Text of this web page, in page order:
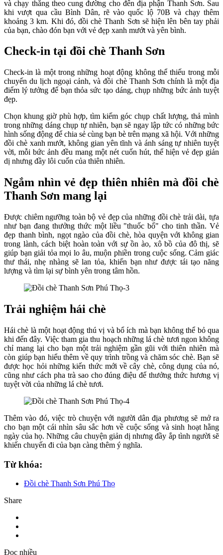
và chạy thẳng theo cung đường cho đến địa phận Thanh Sơn. Sau
khi vượt qua cầu Bình Dân, rẽ vào quốc lộ 70B và chạy thêm
khoảng 3 km. Khi đó, đồi chè Thanh Sơn sẽ hiện lên bên tay phải
của bạn, chào đón bạn với vẻ đẹp xanh mướt và yên bình.
Check-in tại đồi chè Thanh Sơn
Check-in là một trong những hoạt động không thể thiếu trong mỗi
chuyến du lịch ngoại cảnh, và đồi chè Thanh Sơn chính là một địa
điểm lý tưởng để bạn thỏa sức tạo dáng, chụp những bức ảnh tuyệt
đẹp.
Chọn khung giờ phù hợp, tìm kiếm góc chụp chất lượng, thả mình
trong những dáng chụp tự nhiên, bạn sẽ ngay lập tức có những bức
hình sống động để chia sẻ cùng bạn bè trên mạng xã hội. Với những
đồi chè xanh mướt, không gian yên tĩnh và ánh sáng tự nhiên tuyệt
vời, mỗi bức ảnh đều mang một nét cuốn hút, thể hiện vẻ đẹp giản
dị nhưng đầy lôi cuốn của thiên nhiên.
Ngắm nhìn vẻ đẹp thiên nhiên mà đồi chè
Thanh Sơn mang lại
Được chiêm ngưỡng toàn bộ vẻ đẹp của những đồi chè trải dài, tựa
như bạn đang thưởng thức một liều "thuốc bổ" cho tinh thần. Vẻ
đẹp thanh bình, ngọt ngào của đồi chè, hòa quyện với không gian
trong lành, cách biệt hoàn toàn với sự ồn ào, xô bồ của đô thị, sẽ
giúp bạn giải tỏa mọi lo âu, muộn phiền trong cuộc sống. Cảm giác
thư thái, nhẹ nhàng sẽ lan tỏa, khiến bạn như được tái tạo năng
lượng và tìm lại sự bình yên trong tâm hồn.
Trải nghiệm hái chè
Hái chè là một hoạt động thú vị và bổ ích mà bạn không thể bỏ qua
khi đến đây. Việc tham gia thu hoạch những lá chè tươi ngon không
chỉ mang lại cho bạn một trải nghiệm gần gũi với thiên nhiên mà
còn giúp bạn hiểu thêm về quy trình trồng và chăm sóc chè. Bạn sẽ
được học hỏi những kiến thức mới về cây chè, công dụng của nó,
cũng như cách pha trà sao cho đúng điệu để thưởng thức hương vị
tuyệt vời của những lá chè tươi.
Thêm vào đó, việc trò chuyện với người dân địa phương sẽ mở ra
cho bạn một cái nhìn sâu sắc hơn về cuộc sống và sinh hoạt hằng
ngày của họ. Những câu chuyện giản dị nhưng đầy ắp tình người sẽ
khiến chuyến đi của bạn càng thêm ý nghĩa.
Từ khóa:
Đồi chè Thanh Sơn Phú Thọ
Share
Đọc nhiều